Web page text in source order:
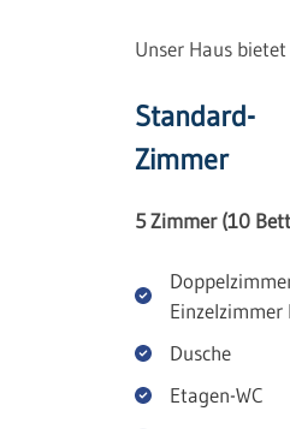
Unser Haus
Standard-
Zimmer
5 Zimmer (10
Einzelzimmer
Dusche
Etagen-WC